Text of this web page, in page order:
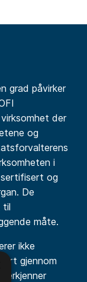
grad påvirker
der
og
i
og
De
til
måte.
ikke
gjennom